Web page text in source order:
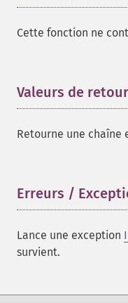
Cette fonction ne
Valeurs de retour
Retourne une chaîne
Erreurs /
Lance une exception
survient.